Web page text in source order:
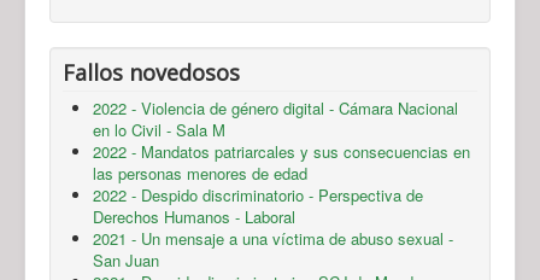
Fallos novedosos
2022 - Violencia de género digital - Cámara Nacional
en lo Civil - Sala M
2022 - Mandatos patriarcales y sus consecuencias en
las personas menores de edad
2022 - Despido discriminatorio - Perspectiva de
Derechos Humanos - Laboral
2021 - Un mensaje a una víctima de abuso sexual -
San Juan